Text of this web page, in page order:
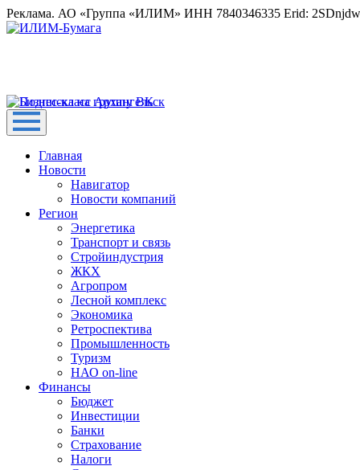
Реклама. АО «Группа «ИЛИМ» ИНН 7840346335 Erid:
Главная
Новости
Навигатор
Новости компаний
Регион
Энергетика
Транспорт и связь
Стройиндустрия
ЖКХ
Агропром
Лесной комплекс
Экономика
Ретроспектива
Промышленность
Туризм
НАО on-line
Финансы
Бюджет
Инвестиции
Банки
Страхование
Налоги